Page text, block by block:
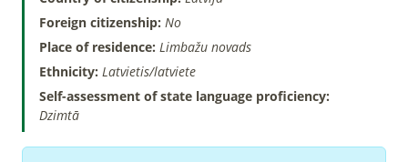
Foreign citizenship: No
Place of residence: Limbažu novads
Ethnicity: Latvietis/latviete
Self-assessment of state language proficiency:
Dzimtā